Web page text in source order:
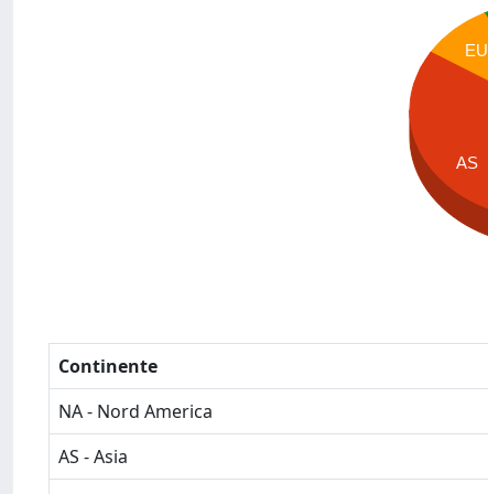
EU
AS
Continente
NA - Nord America
AS - Asia